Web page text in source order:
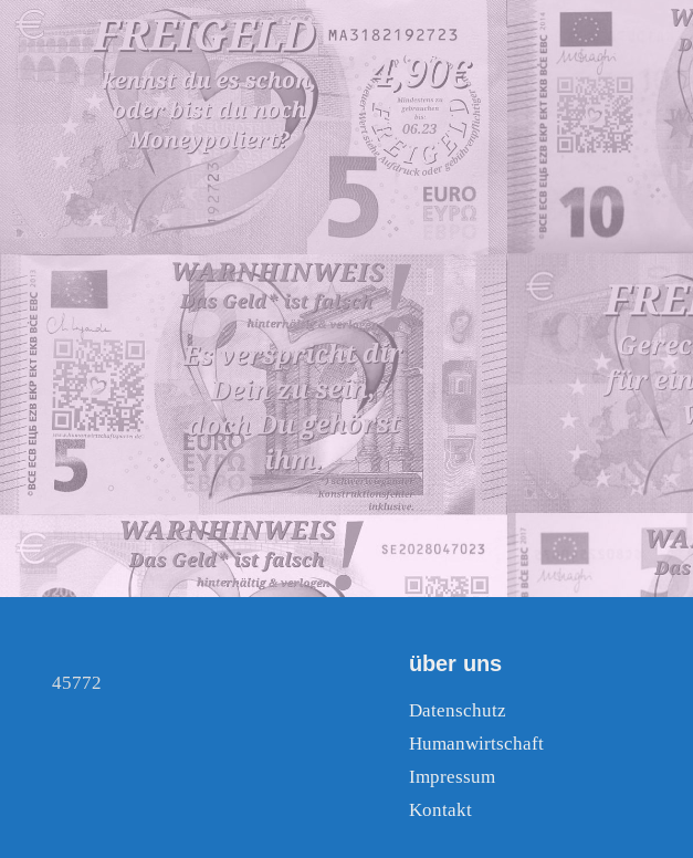
45772
über uns
Datenschutz
Humanwirtschaft
Impressum
Kontakt